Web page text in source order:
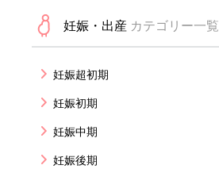
妊娠・出産 カテゴリー一覧
妊娠超初期
妊娠初期
妊娠中期
妊娠後期